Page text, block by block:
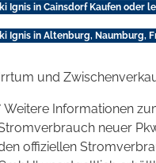
Ignis in Cainsdorf Kaufen oder
Ignis in Altenburg, Naumburg,
und
Weitere Informationen
neuer
offiziellen